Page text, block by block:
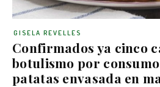
Confirmados ya cinco
botulismo por
patatas envasada en
GISELA REVELLES